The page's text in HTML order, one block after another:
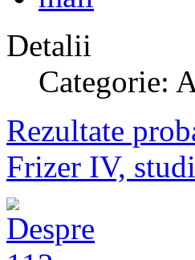
Detalii
Categorie:
Rezultate
Frizer IV,